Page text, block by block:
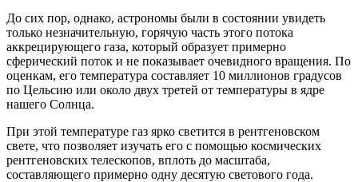
До сих пор, однако, астрономы были в состоянии увидеть
только незначительную, горячую часть этого потока
аккрецирующего газа, который образует примерно
сферический поток и не показывает очевидного вращения. По
оценкам, его температура составляет 10 миллионов градусов
по Цельсию или около двух третей от температуры в ядре
нашего Солнца.
При этой температуре газ ярко светится в рентгеновском
свете, что позволяет изучать его с помощью космических
рентгеновских телескопов, вплоть до масштаба,
составляющего примерно одну десятую светового года.